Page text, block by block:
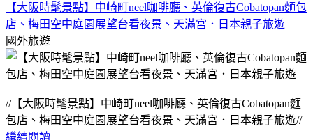
【大阪時髦景點】中崎町neel咖啡廳、英倫復古Cobatopan麵包
店、梅田空中庭園展望台看夜景、天滿宮．日本親子旅遊
國外旅遊
//【大阪時髦景點】中崎町neel咖啡廳、英倫復古Cobatopan麵
包店、梅田空中庭園展望台看夜景、天滿宮．日本親子旅遊//
繼續閱讀